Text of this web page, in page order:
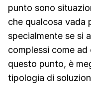
punto sono
che qualcosa
specialmente se si
complessi come ad
questo punto, è
tipologia di